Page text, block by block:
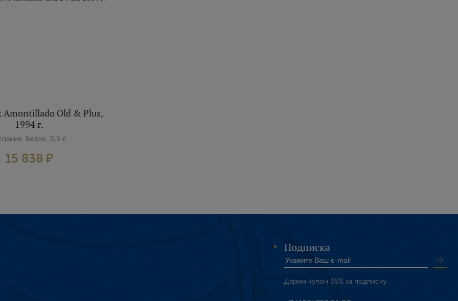
Amontillado Old & Plus,
1994 г.
Белое, 0.5 л
15 838 ₽
Подписка
Дарим купон 35% за подписку
Пароль